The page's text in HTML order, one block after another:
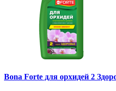
Bona Forte для орхидей 2